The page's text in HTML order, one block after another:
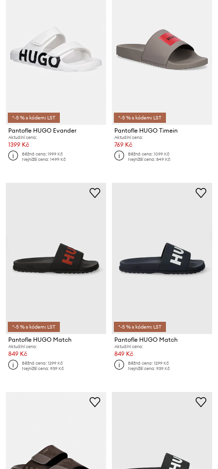
*-5 % s kódem: LST
Pantofle HUGO Evander
Aktuální cena:
1399 Kč
Běžná cena:1999 Kč
Nejnižší cena:1499 Kč
*-5 % s kódem: LST
Pantofle HUGO Timein
Aktuální cena:
769 Kč
Běžná cena:1099 Kč
Nejnižší cena:849 Kč
*-5 % s kódem: LST
Pantofle HUGO Match
Aktuální cena:
849 Kč
Běžná cena:1299 Kč
Nejnižší cena:939 Kč
*-5 % s kódem: LST
Pantofle HUGO Match
Aktuální cena:
849 Kč
Běžná cena:1299 Kč
Nejnižší cena:939 Kč